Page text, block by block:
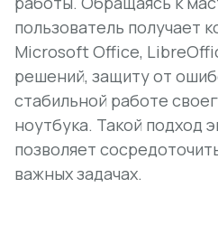
пользователь получает
Microsoft Office,
решений, защиту от
стабильной работе
ноутбука. Такой подход
позволяет
важных задачах.